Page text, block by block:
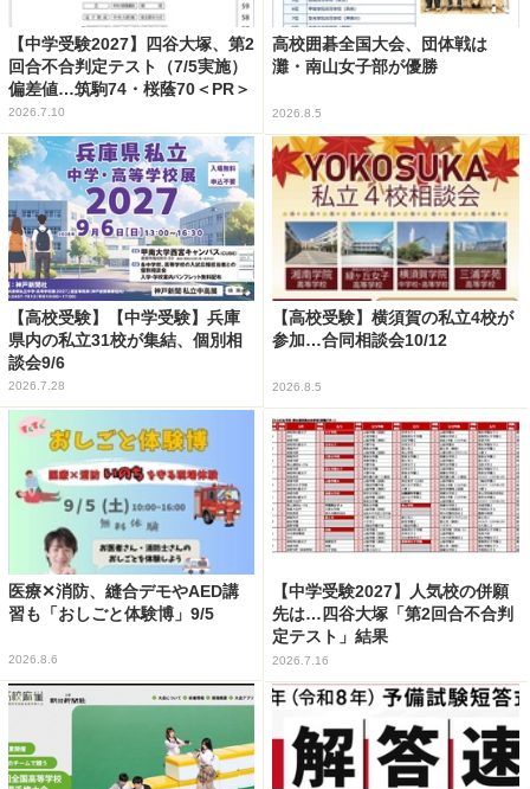
【中学受験2027】四谷大塚、第2
回合不合判定テスト（7/5実施）
偏差値…筑駒74・桜蔭70＜PR＞
2026.7.10
高校囲碁全国大会、団体戦は
灘・南山女子部が優勝
2026.8.5
【高校受験】【中学受験】兵庫
県内の私立31校が集結、個別相
談会9/6
2026.7.28
【高校受験】横須賀の私立4校が
参加…合同相談会10/12
2026.8.5
医療✕消防、縫合デモやAED講
習も「おしごと体験博」9/5
2026.8.6
【中学受験2027】人気校の併願
先は…四谷大塚「第2回合不合判
定テスト」結果
2026.7.16